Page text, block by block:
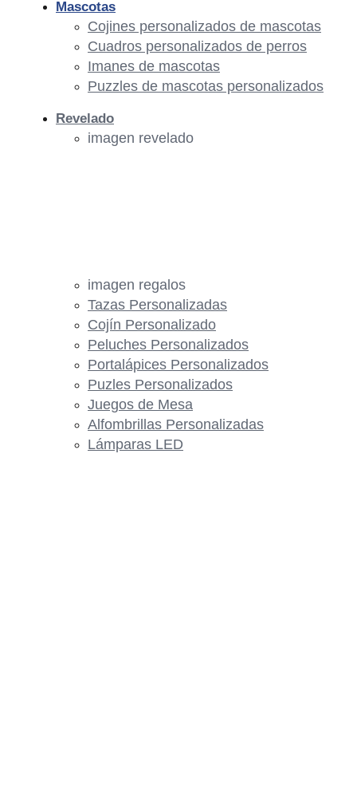
imagen regalos
Tazas Personalizadas
Cojín Personalizado
Peluches Personalizados
Portalápices Personalizados
Puzles Personalizados
Juegos de Mesa
Alfombrillas Personalizadas
Lámparas LED
Mascotas
Cojines personalizados de mascotas
Cuadros personalizados de perros
Imanes de mascotas
Puzzles de mascotas personalizados
Revelado
imagen revelado